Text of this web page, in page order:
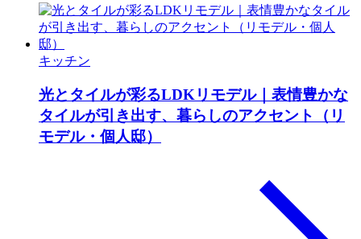
キッチン
光とタイルが彩るLDKリモデル｜表情豊かな
タイルが引き出す、暮らしのアクセント（リ
モデル・個人邸）